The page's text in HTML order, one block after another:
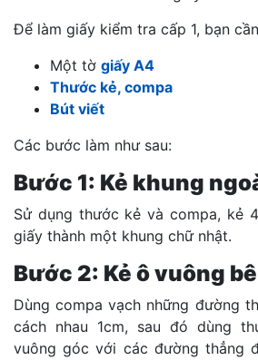
Để làm giấy kiểm tra cấp 1, bạn
Một tờ giấy A4
Thước kẻ, compa
Bút viết
Các bước làm như sau:
Bước 1: Kẻ khung
Sử dụng thước kẻ và compa, kẻ
giấy thành một khung chữ nhật.
Bước 2: Kẻ ô vuông
Dùng compa vạch những đường
cách nhau 1cm, sau đó dùng
vuông góc với các đường thẳng